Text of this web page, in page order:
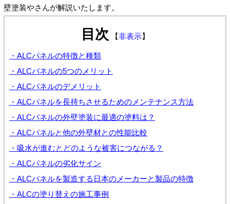
壁塗装やさんが解説いたします。
目次 【非表示】
・ALCパネルの特徴と種類
・ALCパネルの5つのメリット
・ALCパネルのデメリット
・ALCパネルを長持ちさせるためのメンテナンス方法
・ALCパネルの外壁塗装に最適の塗料は？
・ALCパネルと他の外壁材との性能比較
・吸水が進むとどのような被害につながる？
・ALCパネルの劣化サイン
・ALCパネルを製造する日本のメーカーと製品の特徴
・ALCの塗り替えの施工事例